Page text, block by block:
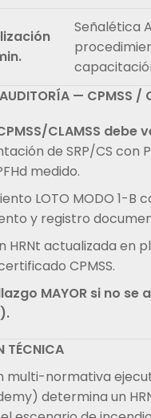
Señalética
AUDITORÍA — CPMSS /
CLAMSS debe
de SRP/CS
medido.
LOTO MODO 1-B
y registro
HRNt actualizada en
CPMSS.
MAYOR si no
TÉCNICA
multi-normativa
determina un